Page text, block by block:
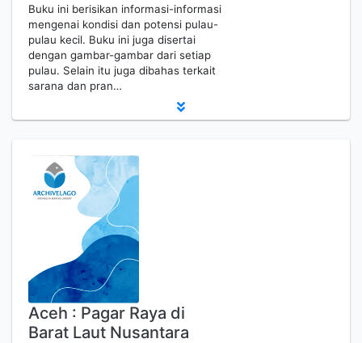
Buku ini berisikan informasi-informasi
mengenai kondisi dan potensi pulau-
pulau kecil. Buku ini juga disertai
dengan gambar-gambar dari setiap
pulau. Selain itu juga dibahas terkait
sarana dan pran…
Aceh : Pagar Raya di
Barat Laut Nusantara